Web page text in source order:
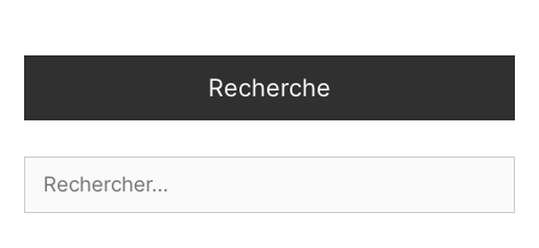
Recherche